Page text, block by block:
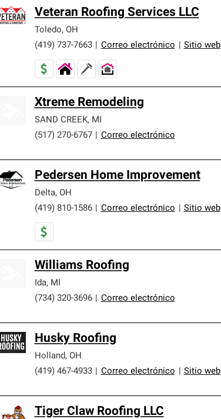
Veteran Roofing Services LLC
Toledo, OH
(419) 737-7663
Correo electrónico Sitio web
Xtreme Remodeling
SAND CREEK, MI
(517) 270-6767
Correo electrónico
Pedersen Home Improvement
Delta, OH
(419) 810-1586
Correo electrónico Sitio web
Williams Roofing
Ida, MI
(734) 320-3696
Correo electrónico
Husky Roofing
Holland , OH
(419) 467-4933
Correo electrónico Sitio web
Tiger Claw Roofing LLC